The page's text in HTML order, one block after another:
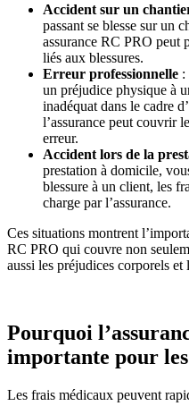
Accident sur un
passant se blesse sur un
assurance RC PRO peut
liés aux blessures.
Erreur professionnelle :
un préjudice physique à
inadéquat dans le cadre
l’assurance peut couvrir
erreur.
Accident lors de la
prestation à domicile,
blessure à un client, les
charge par l’assurance.
Ces situations montrent
RC PRO qui couvre non
aussi les préjudices corporels
Pourquoi
importante pour
Les frais médicaux peuvent